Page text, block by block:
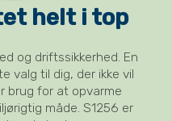
helt i top
og driftssikkerhed. En
valg til dig, der ikke vil
brug for at opvarme
måde. S1256 er